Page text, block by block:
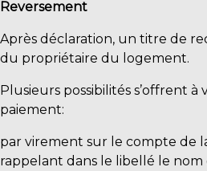
Reversement
Après déclaration, un titre de
du propriétaire du logement.
Plusieurs possibilités s’offrent
paiement:
par virement sur le compte de
rappelant dans le libellé le